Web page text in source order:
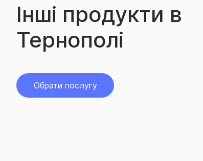
Інші продукти в
Тернополі
Обрати послугу